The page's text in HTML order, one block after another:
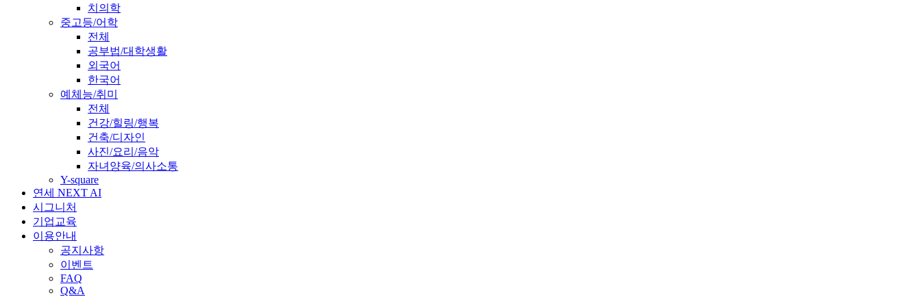
치의학
중고등/어학
전체
공부법/대학생활
외국어
한국어
예체능/취미
전체
건강/힐링/행복
건축/디자인
사진/요리/음악
자녀양육/의사소통
Y-square
연세 NEXT AI
시그니처
기업교육
이용안내
공지사항
이벤트
FAQ
Q&A